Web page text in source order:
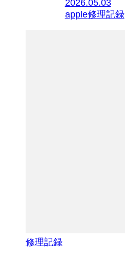
2026.05.03
apple修理記録
修理記録